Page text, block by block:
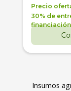
Precio
30% de
financiación
Insumos